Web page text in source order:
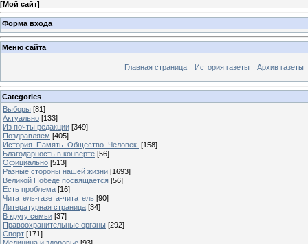
[Мой сайт]
Форма входа
Меню сайта
Главная страница История газеты Архив газеты
Categories
Выборы [81]
Актуально [133]
Из почты редакции [349]
Поздравляем [405]
История. Память. Общество. Человек. [158]
Благодарность в конверте [56]
Официально [513]
Разные стороны нашей жизни [1693]
Великой Победе посвящается [56]
Есть проблема [16]
Читатель-газета-читатель [90]
Литературная страница [34]
В кругу семьи [37]
Правоохранительные органы [292]
Спорт [171]